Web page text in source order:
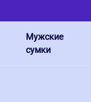
Мужские
сумки